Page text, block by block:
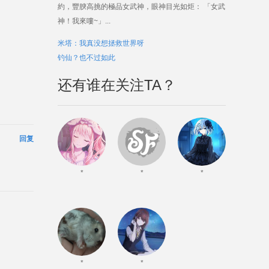
回复
約，豐腴高挑的極品女武神，眼神目光如炬： 「女武
神！我來嘍~」...
米塔：我真没想拯救世界呀
钓仙？也不过如此
还有谁在关注TA？
* * *
* *